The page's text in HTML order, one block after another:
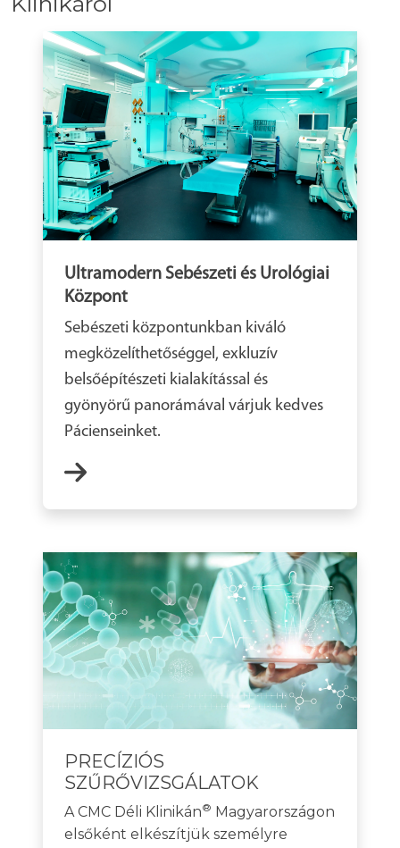
Ultramodern Sebészeti és Urológiai
Központ
Sebészeti központunkban kiváló
megközelíthetőséggel, exkluzív
belsőépítészeti kialakítással és
gyönyörű panorámával várjuk kedves
Pácienseinket.
PRECÍZIÓS
SZŰRŐVIZSGÁLATOK
A CMC Déli Klinikán® Magyarországon
elsőként elkészítjük személyre